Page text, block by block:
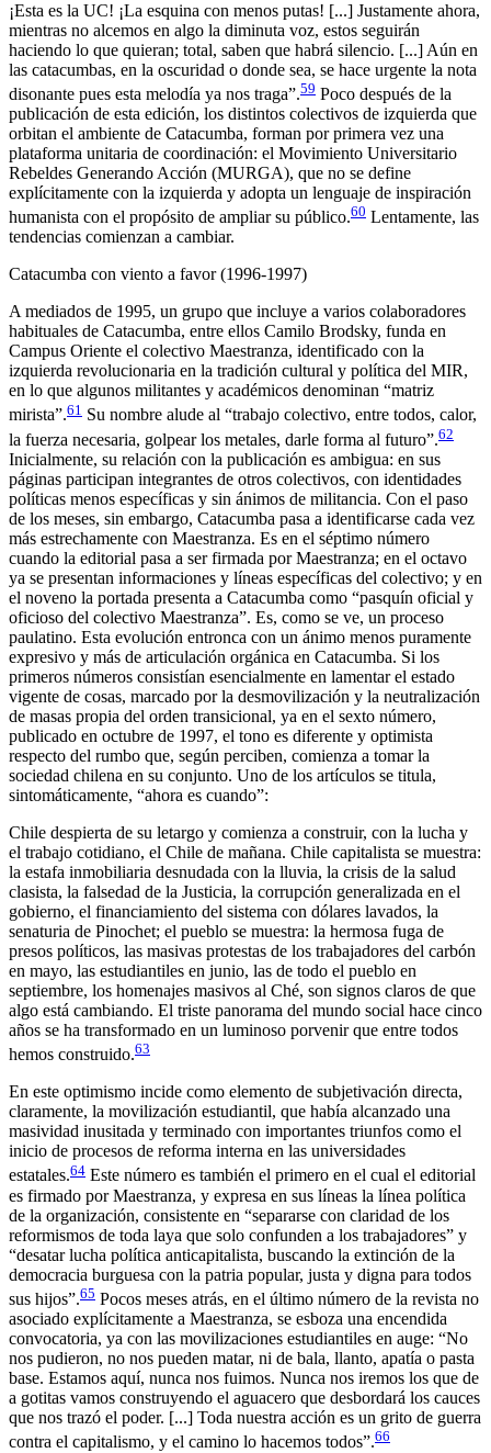
¡Esta es la UC! ¡La esquina con menos putas! [...] Justamente ahora,
mientras no alcemos en algo la diminuta voz, estos seguirán
haciendo lo que quieran; total, saben que habrá silencio. [...] Aún en
las catacumbas, en la oscuridad o donde sea, se hace urgente la nota
disonante pues esta melodía ya nos traga”.59 Poco después de la
publicación de esta edición, los distintos colectivos de izquierda que
orbitan el ambiente de Catacumba, forman por primera vez una
plataforma unitaria de coordinación: el Movimiento Universitario
Rebeldes Generando Acción (MURGA), que no se define
explícitamente con la izquierda y adopta un lenguaje de inspiración
humanista con el propósito de ampliar su público.60 Lentamente, las
tendencias comienzan a cambiar.
Catacumba con viento a favor (1996-1997)
A mediados de 1995, un grupo que incluye a varios colaboradores
habituales de Catacumba, entre ellos Camilo Brodsky, funda en
Campus Oriente el colectivo Maestranza, identificado con la
izquierda revolucionaria en la tradición cultural y política del MIR,
en lo que algunos militantes y académicos denominan “matriz
mirista”.61 Su nombre alude al “trabajo colectivo, entre todos, calor,
la fuerza necesaria, golpear los metales, darle forma al futuro”.62
Inicialmente, su relación con la publicación es ambigua: en sus
páginas participan integrantes de otros colectivos, con identidades
políticas menos específicas y sin ánimos de militancia. Con el paso
de los meses, sin embargo, Catacumba pasa a identificarse cada vez
más estrechamente con Maestranza. Es en el séptimo número
cuando la editorial pasa a ser firmada por Maestranza; en el octavo
ya se presentan informaciones y líneas específicas del colectivo; y en
el noveno la portada presenta a Catacumba como “pasquín oficial y
oficioso del colectivo Maestranza”. Es, como se ve, un proceso
paulatino. Esta evolución entronca con un ánimo menos puramente
expresivo y más de articulación orgánica en Catacumba. Si los
primeros números consistían esencialmente en lamentar el estado
vigente de cosas, marcado por la desmovilización y la neutralización
de masas propia del orden transicional, ya en el sexto número,
publicado en octubre de 1997, el tono es diferente y optimista
respecto del rumbo que, según perciben, comienza a tomar la
sociedad chilena en su conjunto. Uno de los artículos se titula,
sintomáticamente, “ahora es cuando”:
Chile despierta de su letargo y comienza a construir, con la lucha y
el trabajo cotidiano, el Chile de mañana. Chile capitalista se muestra:
la estafa inmobiliaria desnudada con la lluvia, la crisis de la salud
clasista, la falsedad de la Justicia, la corrupción generalizada en el
gobierno, el financiamiento del sistema con dólares lavados, la
senaturia de Pinochet; el pueblo se muestra: la hermosa fuga de
presos políticos, las masivas protestas de los trabajadores del carbón
en mayo, las estudiantiles en junio, las de todo el pueblo en
septiembre, los homenajes masivos al Ché, son signos claros de que
algo está cambiando. El triste panorama del mundo social hace cinco
años se ha transformado en un luminoso porvenir que entre todos
hemos construido.63
En este optimismo incide como elemento de subjetivación directa,
claramente, la movilización estudiantil, que había alcanzado una
masividad inusitada y terminado con importantes triunfos como el
inicio de procesos de reforma interna en las universidades
estatales.64 Este número es también el primero en el cual el editorial
es firmado por Maestranza, y expresa en sus líneas la línea política
de la organización, consistente en “separarse con claridad de los
reformismos de toda laya que solo confunden a los trabajadores” y
“desatar lucha política anticapitalista, buscando la extinción de la
democracia burguesa con la patria popular, justa y digna para todos
sus hijos”.65 Pocos meses atrás, en el último número de la revista no
asociado explícitamente a Maestranza, se esboza una encendida
convocatoria, ya con las movilizaciones estudiantiles en auge: “No
nos pudieron, no nos pueden matar, ni de bala, llanto, apatía o pasta
base. Estamos aquí, nunca nos fuimos. Nunca nos iremos los que de
a gotitas vamos construyendo el aguacero que desbordará los cauces
que nos trazó el poder. [...] Toda nuestra acción es un grito de guerra
contra el capitalismo, y el camino lo hacemos todos”.66